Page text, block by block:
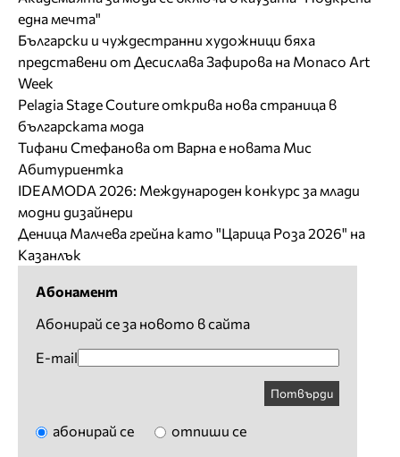
една мечта"
Български и чуждестранни художници бяха
представени от Десислава Зафирова на Monaco Art
Week
Pelagia Stage Couture открива нова страница в
българската мода
Тифани Стефанова от Варна е новата Мис
Абитуриентка
IDEAMODA 2026: Международен конкурс за млади
модни дизайнери
Деница Малчева грейна като "Царица Роза 2026" на
Казанлък
Абонамент
Абонирай се за новото в сайта
E-mail
Потвърди
абонирай се отпиши се